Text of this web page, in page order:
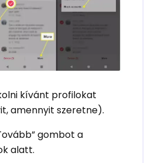
kívánt profilokat
amennyit szeretne).
gombot a
alatt.